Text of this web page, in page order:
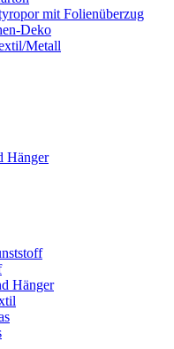
mit Folienüberzug
Deko
Metall
Hänger
Hänger